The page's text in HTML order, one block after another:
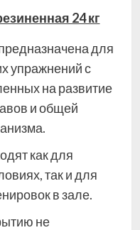
24 кг
для
упражнений с
на развитие
и общей
как для
так и для
в зале.
не